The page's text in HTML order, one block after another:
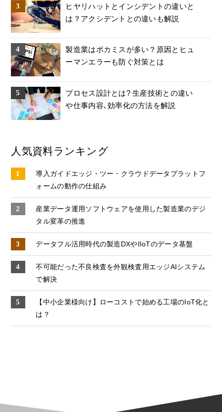
ヒヤリハットとインシデントの違いと
は？アクシデントとの違いも解説
製造業はポカミスが多い？原因とヒュ
ーマンエラーも防ぐ対策とは
プロセス設計とは? 生産技術との違い
や仕事内容､効率化の方法を解説
人気資料ランキング
導入ガイドエッジ・ツー・クラウドデータプラットフ
ォームの動作の仕組み
産業データ運⽤ソフトウェアを使⽤した製造業のデジ
タル変⾰の推進
データフル活用時代の製造DXやIIoTのデータ基盤
不可能だった不良検査を外観検査用エッジAIシステム
で解決
【中小企業様向け】ローコストで始める工場のIoT化と
は？